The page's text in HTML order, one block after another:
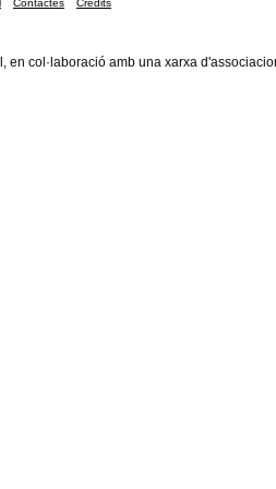
Contactes Crèdits
en col·laboració amb una xarxa